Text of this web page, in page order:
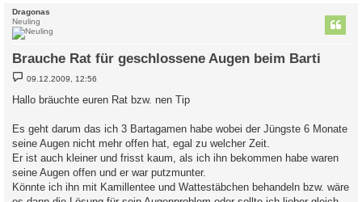
Dragonas
Neuling
Brauche Rat für geschlossene Augen beim Barti
B
e
i
t
g
09.12.2009, 12:56
Hallo bräuchte euren Rat bzw. nen Tip
Es geht darum das ich 3 Bartagamen habe wobei der Jüngste 6 Monate
seine Augen nicht mehr offen hat, egal zu welcher Zeit.
Er ist auch kleiner und frisst kaum, als ich ihn bekommen habe waren
seine Augen offen und er war putzmunter.
Könnte ich ihn mit Kamillentee und Wattestäbchen behandeln bzw. wäre